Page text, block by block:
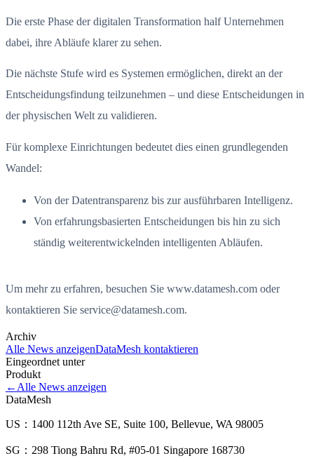
Die erste Phase der digitalen Transformation half Unternehmen
dabei, ihre Abläufe klarer zu sehen.
Die nächste Stufe wird es Systemen ermöglichen, direkt an der
Entscheidungsfindung teilzunehmen – und diese Entscheidungen in
der physischen Welt zu validieren.
Für komplexe Einrichtungen bedeutet dies einen grundlegenden
Wandel:
Von der Datentransparenz bis zur ausführbaren Intelligenz.
Von erfahrungsbasierten Entscheidungen bis hin zu sich
ständig weiterentwickelnden intelligenten Abläufen.
Um mehr zu erfahren, besuchen Sie www.datamesh.com oder
kontaktieren Sie service@datamesh.com.
Archiv
Alle News anzeigenDataMesh kontaktieren
Eingeordnet unter
Produkt
← Alle News anzeigen
DataMesh
US：1400 112th Ave SE, Suite 100, Bellevue, WA 98005
SG：298 Tiong Bahru Rd, #05-01 Singapore 168730